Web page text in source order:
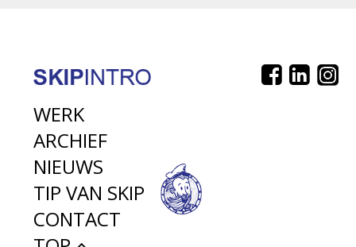
WERK
ARCHIEF
NIEUWS
TIP VAN SKIP
CONTACT